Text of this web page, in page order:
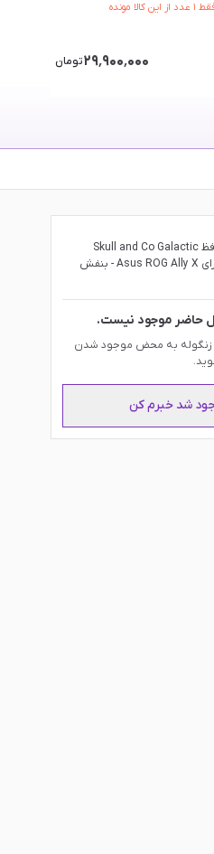
عدد از این کالا مونده
۲۹٬۹۰۰٬۰۰۰تومان
قاب محافظ Skull and Co Galactic
حاضر موجود نیست.
زنگوله به محض موجود شدن
شد خبرم کن